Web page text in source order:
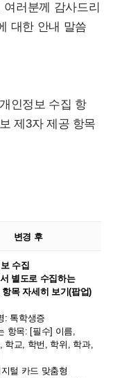
러분께 감사드리
대한 안내 말씀
인정보 수집 항
제3자 제공 항목
변경 후
수집
별도로 수집하는
목 자세히 보기(팝업)
: 톡학생증
항목: [필수] 이름,
학교, 학번, 학위, 학과,
털 카드 맞춤형